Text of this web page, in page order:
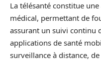
La télésanté constitue
médical, permettant de
assurant un suivi continu
applications de santé
surveillance à distance,